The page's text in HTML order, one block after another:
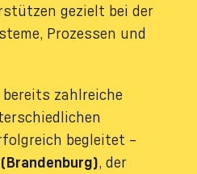
gezielt bei der
Prozessen und
bereits zahlreiche
begleitet –
, der